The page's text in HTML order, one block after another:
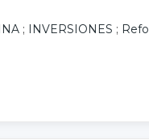
; INVERSIONES ;